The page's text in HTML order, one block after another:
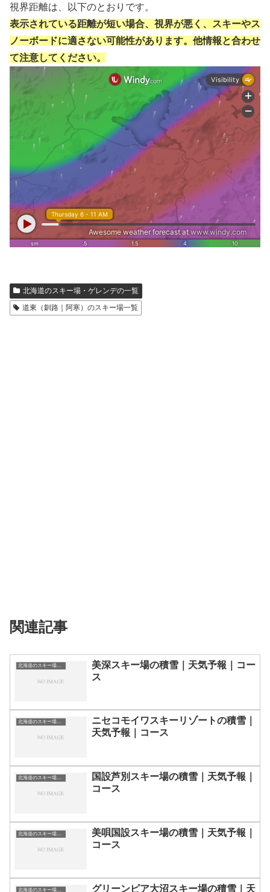
視界距離は、以下のとおりです。
表示されている距離が短い場合、視界が悪く、スキーやス
ノーボードに適さない可能性があります。他情報と合わせ
て注意してください。
北海道のスキー場・ゲレンデの一覧
道東（釧路｜阿寒）のスキー場一覧
関連記事
北海道のスキー場・ゲレンデの一覧
美深スキー場の積雪｜天気予報｜コー
ス
北海道のスキー場・ゲレンデの一覧
ニセコモイワスキーリゾートの積雪｜
天気予報｜コース
北海道のスキー場・ゲレンデの一覧
国設芦別スキー場の積雪｜天気予報｜
コース
北海道のスキー場・ゲレンデの一覧
美唄国設スキー場の積雪｜天気予報｜
コース
北海道のスキー場・ゲレンデの一覧 グリーンピア大沼スキー場の積雪｜天